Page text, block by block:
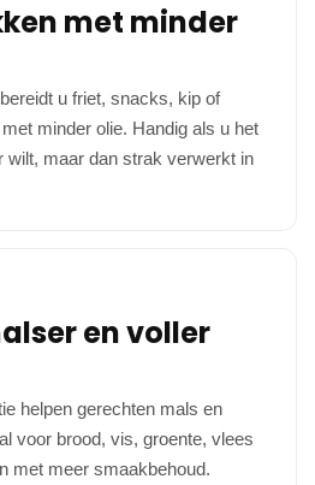
met minder
u friet, snacks, kip of
minder olie. Handig als u het
wilt, maar dan strak verwerkt in
en voller
helpen gerechten mals en
voor brood, vis, groente, vlees
met meer smaakbehoud.